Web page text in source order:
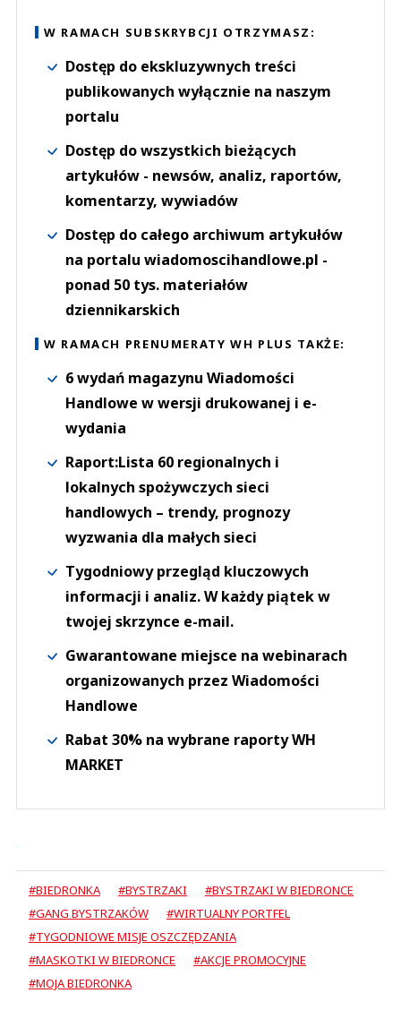
W RAMACH SUBSKRYBCJI OTRZYMASZ:
Dostęp do ekskluzywnych treści
publikowanych wyłącznie na naszym
portalu
Dostęp do wszystkich bieżących
artykułów - newsów, analiz, raportów,
komentarzy, wywiadów
Dostęp do całego archiwum artykułów
na portalu wiadomoscihandlowe.pl -
ponad 50 tys. materiałów
dziennikarskich
W RAMACH PRENUMERATY WH PLUS TAKŻE:
6 wydań magazynu Wiadomości
Handlowe w wersji drukowanej i e-
wydania
Raport:Lista 60 regionalnych i
lokalnych spożywczych sieci
handlowych – trendy, prognozy
wyzwania dla małych sieci
Tygodniowy przegląd kluczowych
informacji i analiz. W każdy piątek w
twojej skrzynce e-mail.
Gwarantowane miejsce na webinarach
organizowanych przez Wiadomości
Handlowe
Rabat 30% na wybrane raporty WH
MARKET
#BIEDRONKA #BYSTRZAKI
#BYSTRZAKI W BIEDRONCE
#GANG BYSTRZAKÓW
#WIRTUALNY PORTFEL
#TYGODNIOWE MISJE OSZCZĘDZANIA
#MASKOTKI W BIEDRONCE
#AKCJE PROMOCYJNE
#MOJA BIEDRONKA